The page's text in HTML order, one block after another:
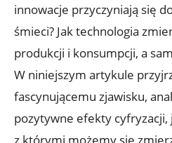
innowacje przyczyniają się
śmieci? Jak technologia
produkcji i konsumpcji, a
W niniejszym artykule
fascynującemu zjawisku,
pozytywne efekty cyfryzacji,